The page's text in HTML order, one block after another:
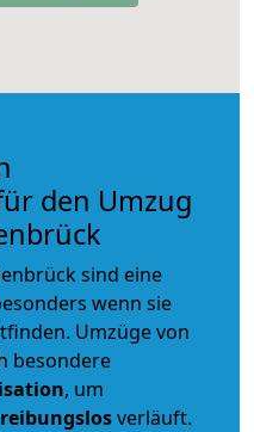
den Umzug
sind eine
wenn sie
Umzüge von
besondere
, um
reibungslosverläuft.